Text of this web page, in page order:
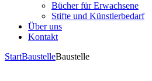
Bücher für Erwachsene
Stifte und Künstlerbedarf
Über uns
Kontakt
StartBaustelleBaustelle